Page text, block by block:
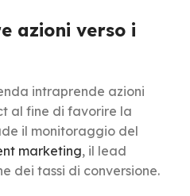
azioni verso i
intraprende azioni
al fine di favorire la
il monitoraggio del
marketing, il lead
dei tassi di conversione.